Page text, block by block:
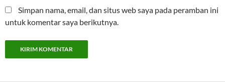
Simpan nama, email, dan situs web saya pada peramban ini
untuk komentar saya berikutnya.